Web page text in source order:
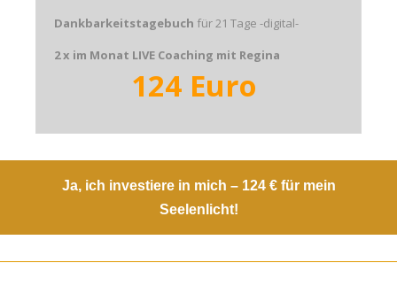
Dankbarkeitstagebuch für 21 Tage -digital-
2 x im Monat LIVE Coaching mit Regina
124 Euro
Ja, ich investiere in mich – 124 € für mein
Seelenlicht!